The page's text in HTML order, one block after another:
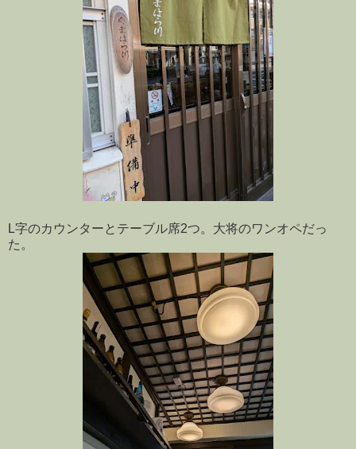
L字のカウンターとテーブル席2つ。大将のワンオペだっ
た。